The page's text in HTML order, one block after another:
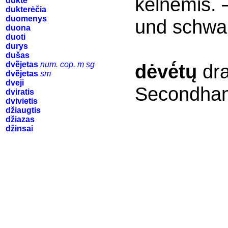
dukterėčia
duomenys
duona
duoti
durys
dušas
dvẽjetas num. cop. m sg
dvẽjetas sm
dveji
dviratis
dvivietis
džiaugtis
džiazas
džinsai
und
dėvė́tų